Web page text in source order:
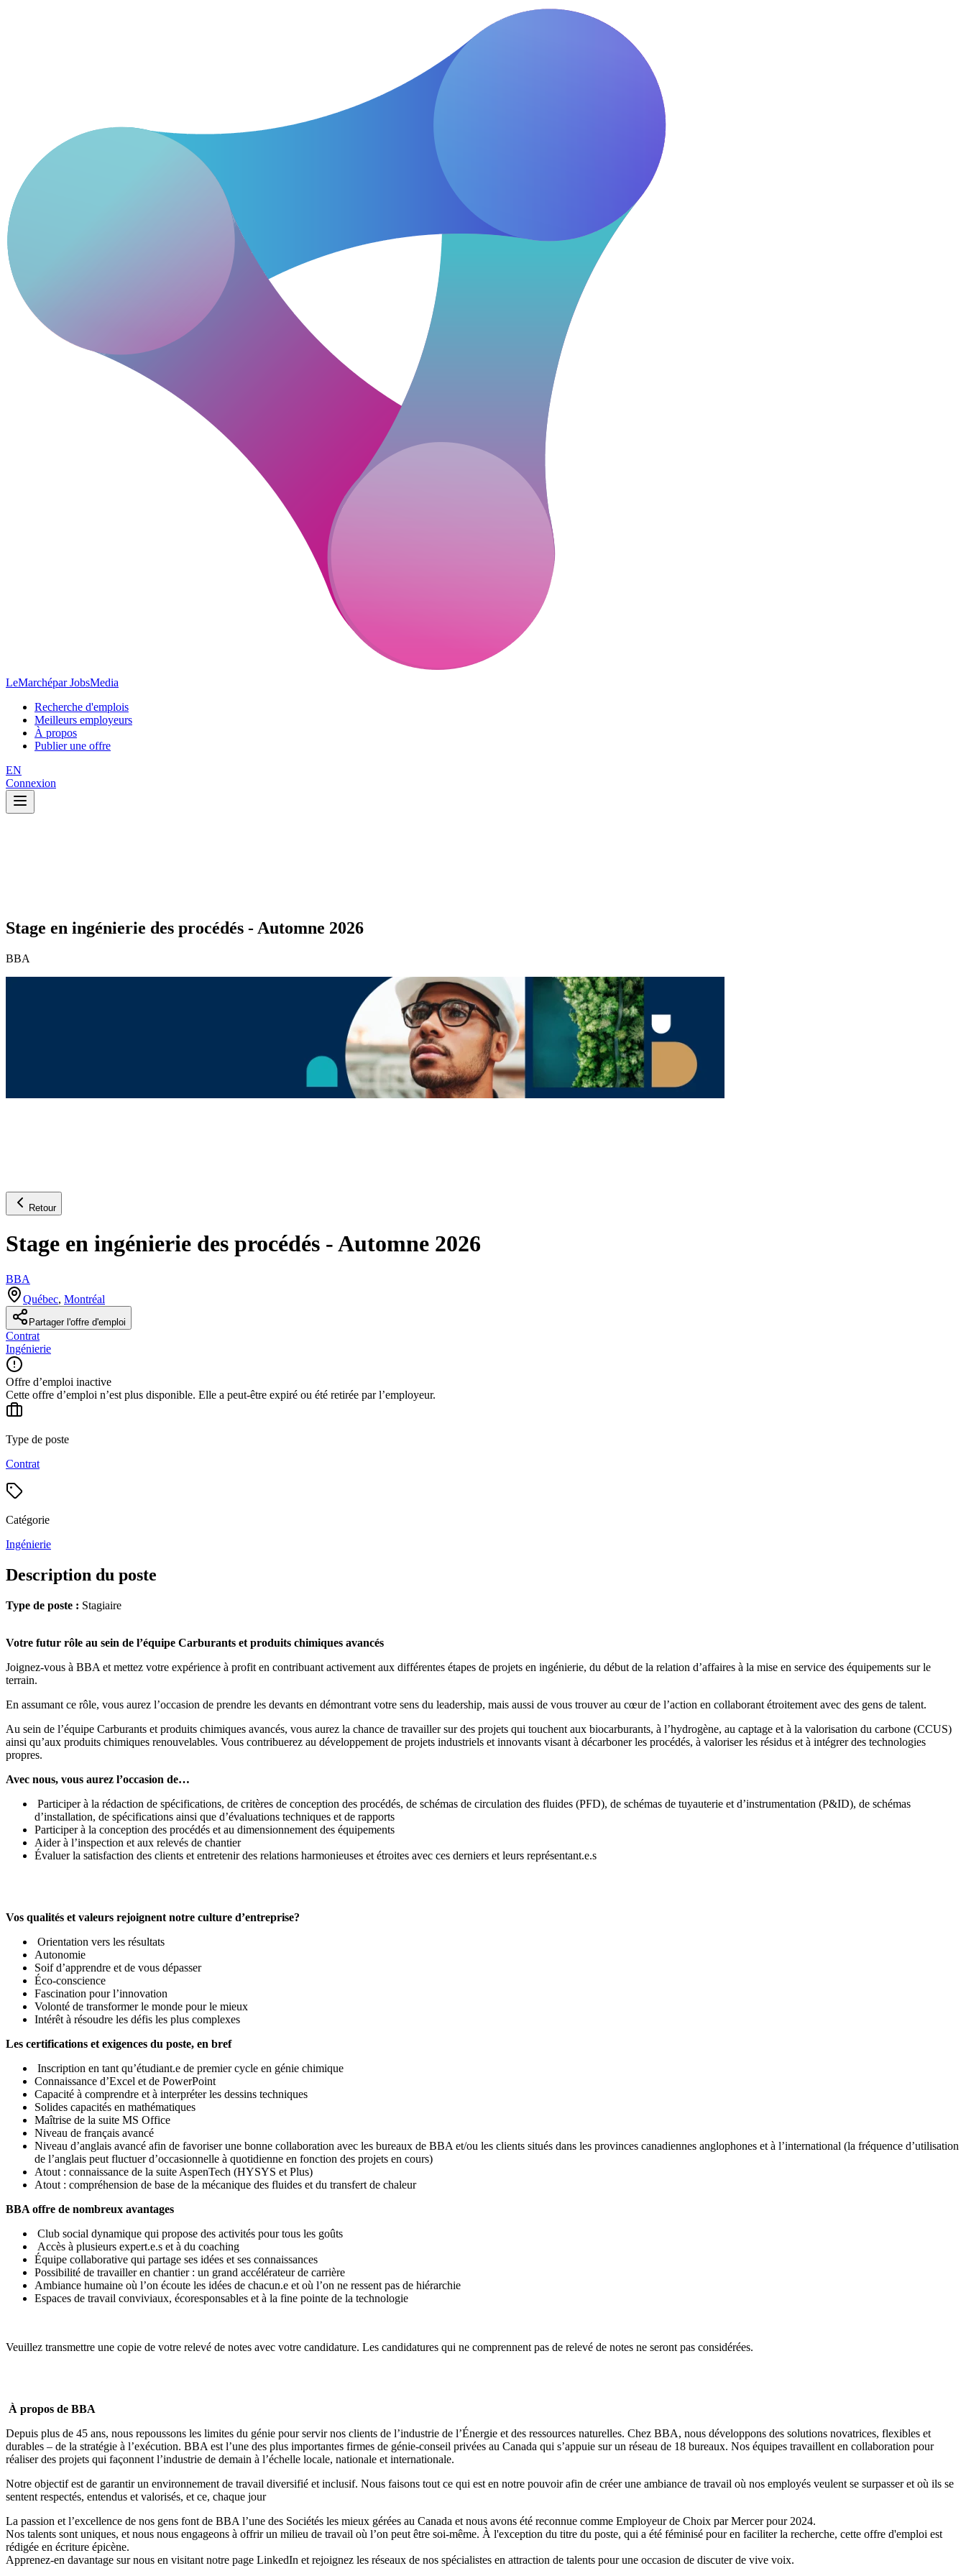
LeMarchépar JobsMedia
Recherche d'emplois
Meilleurs employeurs
À propos
Publier une offre
EN
Connexion
Stage en ingénierie des procédés - Automne 2026
BBA
Retour
Stage en ingénierie des procédés - Automne 2026
BBA
Québec, Montréal
Partager l'offre d'emploi
Contrat
Ingénierie
Offre d’emploi inactive
Cette offre d’emploi n’est plus disponible. Elle a peut-être expiré ou été retirée par l’employeur.
Type de poste
Contrat
Catégorie
Ingénierie
Description du poste
Type de poste : Stagiaire
Votre futur rôle au sein de l’équipe Carburants et produits chimiques avancés
Joignez-vous à BBA et mettez votre expérience à profit en contribuant activement aux différentes étapes de projets en ingénierie, du début de la relation d’affaires à la mise en service des équipements sur le
terrain.
En assumant ce rôle, vous aurez l’occasion de prendre les devants en démontrant votre sens du leadership, mais aussi de vous trouver au cœur de l’action en collaborant étroitement avec des gens de talent.
Au sein de l’équipe Carburants et produits chimiques avancés, vous aurez la chance de travailler sur des projets qui touchent aux biocarburants, à l’hydrogène, au captage et à la valorisation du carbone (CCUS)
ainsi qu’aux produits chimiques renouvelables. Vous contribuerez au développement de projets industriels et innovants visant à décarboner les procédés, à valoriser les résidus et à intégrer des technologies
propres.
Avec nous, vous aurez l’occasion de…
Participer à la rédaction de spécifications, de critères de conception des procédés, de schémas de circulation des fluides (PFD), de schémas de tuyauterie et d’instrumentation (P&ID), de schémas
d’installation, de spécifications ainsi que d’évaluations techniques et de rapports
Participer à la conception des procédés et au dimensionnement des équipements
Aider à l’inspection et aux relevés de chantier
Évaluer la satisfaction des clients et entretenir des relations harmonieuses et étroites avec ces derniers et leurs représentant.e.s
Vos qualités et valeurs rejoignent notre culture d’entreprise?
Orientation vers les résultats
Autonomie
Soif d’apprendre et de vous dépasser
Éco-conscience
Fascination pour l’innovation
Volonté de transformer le monde pour le mieux
Intérêt à résoudre les défis les plus complexes
Les certifications et exigences du poste, en bref
Inscription en tant qu’étudiant.e de premier cycle en génie chimique
Connaissance d’Excel et de PowerPoint
Capacité à comprendre et à interpréter les dessins techniques
Solides capacités en mathématiques
Maîtrise de la suite MS Office
Niveau de français avancé
Niveau d’anglais avancé afin de favoriser une bonne collaboration avec les bureaux de BBA et/ou les clients situés dans les provinces canadiennes anglophones et à l’international (la fréquence d’utilisation
de l’anglais peut fluctuer d’occasionnelle à quotidienne en fonction des projets en cours)
Atout : connaissance de la suite AspenTech (HYSYS et Plus)
Atout : compréhension de base de la mécanique des fluides et du transfert de chaleur
BBA offre de nombreux avantages
Club social dynamique qui propose des activités pour tous les goûts
Accès à plusieurs expert.e.s et à du coaching
Équipe collaborative qui partage ses idées et ses connaissances
Possibilité de travailler en chantier : un grand accélérateur de carrière
Ambiance humaine où l’on écoute les idées de chacun.e et où l’on ne ressent pas de hiérarchie
Espaces de travail conviviaux, écoresponsables et à la fine pointe de la technologie
Veuillez transmettre une copie de votre relevé de notes avec votre candidature. Les candidatures qui ne comprennent pas de relevé de notes ne seront pas considérées.
À propos de BBA
Depuis plus de 45 ans, nous repoussons les limites du génie pour servir nos clients de l’industrie de l’Énergie et des ressources naturelles. Chez BBA, nous développons des solutions novatrices, flexibles et
durables – de la stratégie à l’exécution. BBA est l’une des plus importantes firmes de génie-conseil privées au Canada qui s’appuie sur un réseau de 18 bureaux. Nos équipes travaillent en collaboration pour
réaliser des projets qui façonnent l’industrie de demain à l’échelle locale, nationale et internationale.
Notre objectif est de garantir un environnement de travail diversifié et inclusif. Nous faisons tout ce qui est en notre pouvoir afin de créer une ambiance de travail où nos employés veulent se surpasser et où ils se
sentent respectés, entendus et valorisés, et ce, chaque jour
La passion et l’excellence de nos gens font de BBA l’une des Sociétés les mieux gérées au Canada et nous avons été reconnue comme Employeur de Choix par Mercer pour 2024.
Nos talents sont uniques, et nous nous engageons à offrirun milieu de travail où l’on peut être soi-même. À l'exception du titre du poste, qui a été féminisé pour en faciliter la recherche, cette offre d'emploi est
rédigée en écriture épicène.
Apprenez-en davantage sur nous en visitant notre page LinkedIn et rejoignez les réseaux de nos spécialistes en attraction de talents pour une occasion de discuter de vive voix.